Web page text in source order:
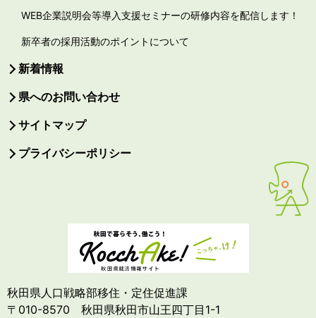
WEB企業説明会等導入支援セミナーの研修内容を配信します！
新卒者の採用活動のポイントについて
新着情報
県へのお問い合わせ
サイトマップ
プライバシーポリシー
秋田県人口戦略部移住・定住促進課
〒010-8570 秋田県秋田市山王四丁目1-1